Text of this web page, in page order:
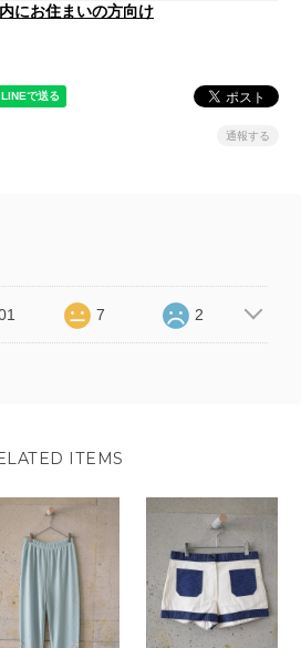
にお住まいの方向け
通報する
7 2
ITEMS